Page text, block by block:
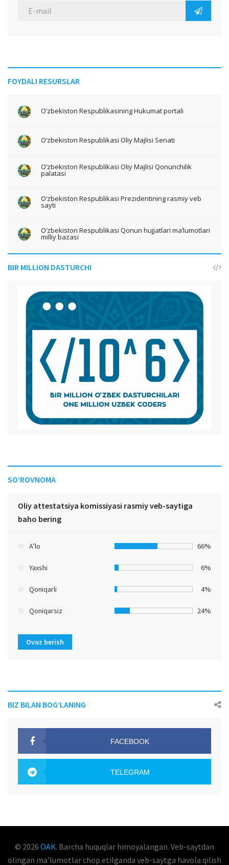
FOYDALI RESURSLAR
O‘zbekiston Respublikasining Hukumat portali
O‘zbekiston Respublikasi Oliy Majlisi Senati
O‘zbekiston Respublikasi Oliy Majlisi Qonunchilik
palatasi
O‘zbekiston Respublikasi Prezidentining rasmiy veb
sayti
O‘zbekiston Respublikasi Qonun hujjatlari ma’lumotlari
milliy bazasi
BIR MILLION DASTURCHI
SO‘ROVNOMA
Oliy attestatsiya komissiyasi rasmiy veb-saytiga
baho bering
A’lo 66%
Yaxshi 6%
Qoniqarli 4%
Qoniqarsiz 24%
Ovoz berish
BIZ BILAN BOG‘LANING
FACEBOOK
TELEGRAM
© 2026 OAK. Barcha huquqlar himoyalangan. Veb-saytdan
olingan maʼlumotlar chop etilganda veb-saytga havola qilish